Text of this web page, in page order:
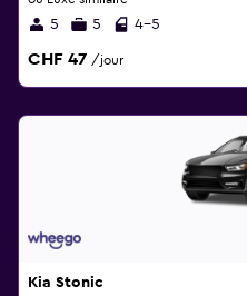
5 5 4-5
CHF 47 /jour
Kia Stonic